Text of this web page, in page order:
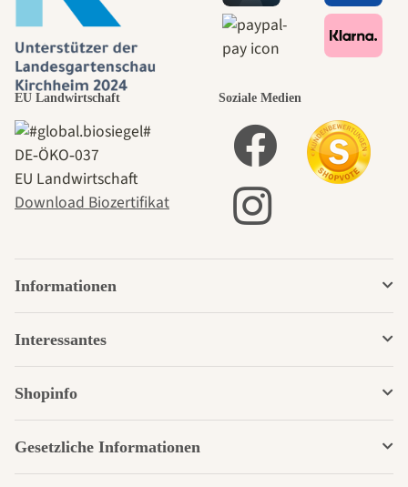
EU Landwirtschaft
DE‑ÖKO‑037
EU Landwirtschaft
Download Biozertifikat
Soziale Medien
Informationen
Interessantes
Shopinfo
Gesetzliche Informationen